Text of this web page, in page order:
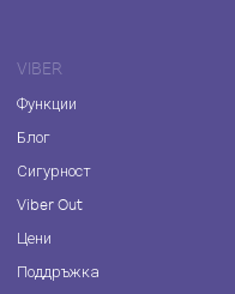
VIBER
Функции
Блог
Сигурност
Viber Out
Цени
Поддръжка